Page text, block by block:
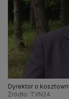
Dyrektor o
moje telefony i
Źródło: TVN24